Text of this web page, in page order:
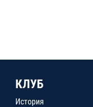
КЛУБ
История